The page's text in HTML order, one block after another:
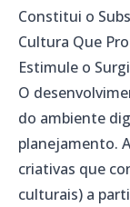
Constitui o
Cultura Que
Estimule o
O
do ambiente
planejamento.
criativas que
culturais) a